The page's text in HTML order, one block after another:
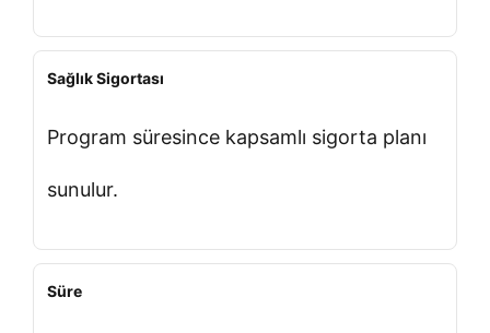
Sağlık Sigortası
Program süresince kapsamlı sigorta planı
sunulur.
Süre